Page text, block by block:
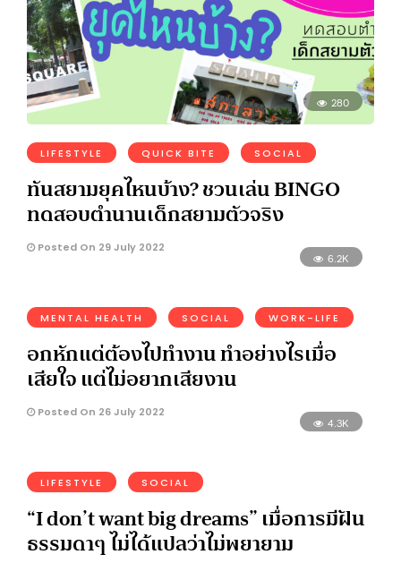
280
LIFESTYLE QUICK BITE SOCIAL
ทันสยามยุคไหนบ้าง? ชวนเล่น BINGO
ทดสอบตำนานเด็กสยามตัวจริง
Posted On 29 July 2022
6.2K
MENTAL HEALTH SOCIAL WORK-LIFE
อกหักแต่ต้องไปทำงาน ทำอย่างไรเมื่อ
เสียใจ แต่ไม่อยากเสียงาน
Posted On 26 July 2022
4.3K
LIFESTYLE SOCIAL
“I don’t want big dreams” เมื่อการมีฝัน
ธรรมดาๆ ไม่ได้แปลว่าไม่พยายาม